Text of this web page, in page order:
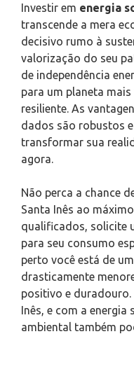
Investir em energia
transcende a mera
decisivo rumo à
valorização do seu
de independência
para um planeta
resiliente. As
dados são robustos
transformar sua
agora.
Não perca a chance
Santa Inês ao
qualificados, solicite
para seu consumo
perto você está de
drasticamente
positivo e
Inês, e com a
ambiental também